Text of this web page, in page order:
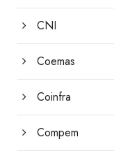
CNI
Coemas
Coinfra
Compem